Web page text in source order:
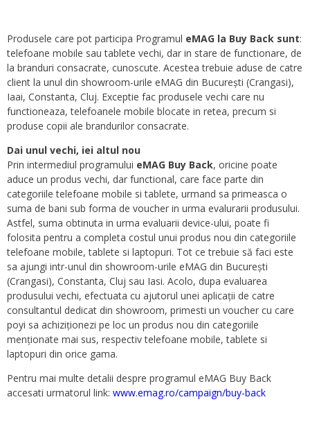
Produsele care pot participa Programul eMAG la Buy Back sunt:
telefoane mobile sau tablete vechi, dar in stare de functionare, de
la branduri consacrate, cunoscute. Acestea trebuie aduse de catre
client la unul din showroom-urile eMAG din București (Crangasi),
Iaai, Constanta, Cluj. Exceptie fac produsele vechi care nu
functioneaza, telefoanele mobile blocate in retea, precum si
produse copii ale brandurilor consacrate.
Dai unul vechi, iei altul nou
Prin intermediul programului eMAG Buy Back, oricine poate
aduce un produs vechi, dar functional, care face parte din
categoriile telefoane mobile si tablete, urmand sa primeasca o
suma de bani sub forma de voucher in urma evalurarii produsului.
Astfel, suma obtinuta in urma evaluarii device-ului, poate fi
folosita pentru a completa costul unui produs nou din categoriile
telefoane mobile, tablete si laptopuri. Tot ce trebuie să faci este
sa ajungi intr-unul din showroom-urile eMAG din București
(Crangasi), Constanta, Cluj sau Iasi. Acolo, dupa evaluarea
produsului vechi, efectuata cu ajutorul unei aplicații de catre
consultantul dedicat din showroom, primesti un voucher cu care
poyi sa achiziționezi pe loc un produs nou din categoriile
menționate mai sus, respectiv telefoane mobile, tablete si
laptopuri din orice gama.
Pentru mai multe detalii despre programul eMAG Buy Back
accesati urmatorul link: www.emag.ro/campaign/buy-back